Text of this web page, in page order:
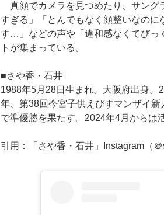
真顔でカメラを見つめたり、サング
すぎる」「とんでもなく顔整いなの
す…」などの声や「違和感なくてびっ
トが集まっている。
■さや香・石井
1988年5月28日生まれ。大阪府出身
年、第38回今宮子供えびすマンザイ
で準優勝を果たす。2024年4月からは
引用：「さや香・石井」Instagram（